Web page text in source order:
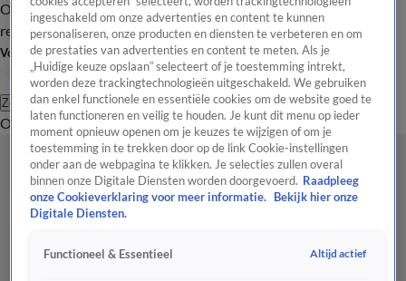
Overzicht Laatste nieuws Regionieuws Het beste van Hart
Tip de
redactie
Volg Hart van Nederland
Zoeken
OverzichtRegioUitzendingenWeerTip de redactiePanelVideo's
ingeschakeld om onze advertenties en content te kunnen
personaliseren, onze producten en diensten te verbeteren en om
de prestaties van advertenties en content te meten. Als je
„Huidige keuze opslaan” selecteert of je toestemming intrekt,
worden deze trackingtechnologieën uitgeschakeld. We gebruiken
dan enkel functionele en essentiële cookies om de website goed te
laten functioneren en veilig te houden. Je kunt dit menu op ieder
moment opnieuw openen om je keuzes te wijzigen of om je
toestemming in te trekken door op de link Cookie-instellingen
onder aan de webpagina te klikken. Je selecties zullen overal
binnen onze Digitale Diensten worden doorgevoerd. Raadpleeg
onze Cookieverklaring voor meer informatie.
Bekijk hier onze
Digitale Diensten.
Functioneel & Essentieel Altijd actief